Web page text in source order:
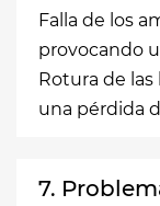
Falla de los
provocando
Rotura de las
una pérdida
7.